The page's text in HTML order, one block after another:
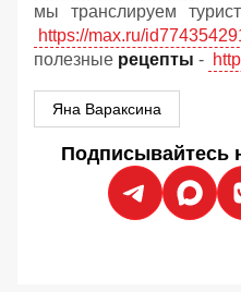
мы транслируем
https://max.ru/
полезные рецепты -
Яна Вараксина
Подписывайтесь